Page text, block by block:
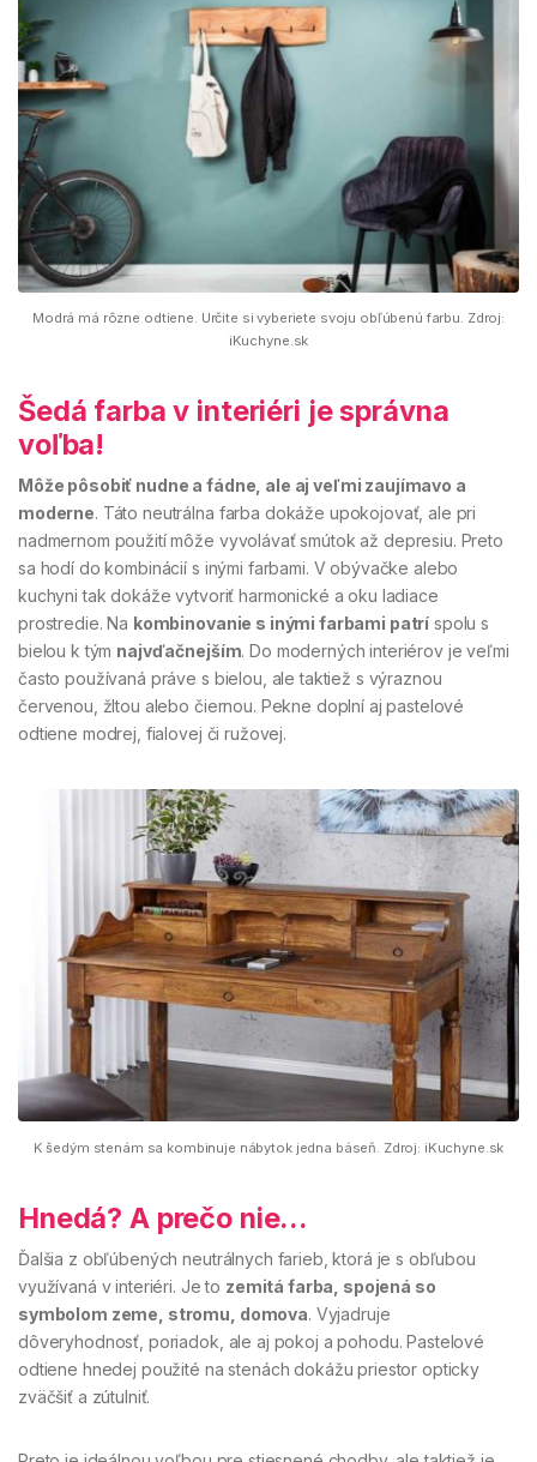
Modrá má rôzne odtiene. Určite si vyberiete svoju obľúbenú farbu. Zdroj:
iKuchyne.sk
Šedá farba v interiéri je správna
voľba!
Môže pôsobiť nudne a fádne, ale aj veľmi zaujímavo a
moderne. Táto neutrálna farba dokáže upokojovať, ale pri
nadmernom použití môže vyvolávať smútok až depresiu. Preto
sa hodí do kombinácií s inými farbami. V obývačke alebo
kuchyni tak dokáže vytvoriť harmonické a oku ladiace
prostredie. Na kombinovanie s inými farbami patrí spolu s
bielou k tým najvďačnejším. Do moderných interiérov je veľmi
často používaná práve s bielou, ale taktiež s výraznou
červenou, žltou alebo čiernou. Pekne doplní aj pastelové
odtiene modrej, fialovej či ružovej.
K šedým stenám sa kombinuje nábytok jedna báseň. Zdroj: iKuchyne.sk
Hnedá? A prečo nie…
Ďalšia z obľúbených neutrálnych farieb, ktorá je s obľubou
využívaná v interiéri. Je to zemitá farba, spojená so
symbolom zeme, stromu, domova. Vyjadruje
dôveryhodnosť, poriadok, ale aj pokoj a pohodu. Pastelové
odtiene hnedej použité na stenách dokážu priestor opticky
zväčšiť a zútulniť.